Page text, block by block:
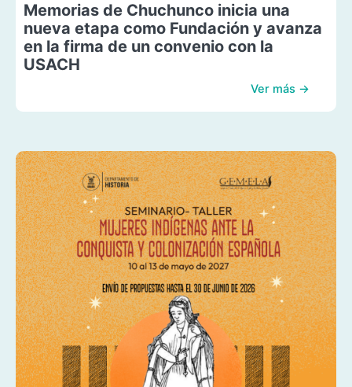
Memorias de Chuchunco inicia una
nueva etapa como Fundación y avanza
en la firma de un convenio con la
USACH
Ver más →